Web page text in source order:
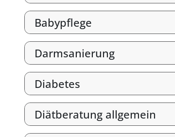
Babypflege
Darmsanierung
Diabetes
Diätberatung allgemein